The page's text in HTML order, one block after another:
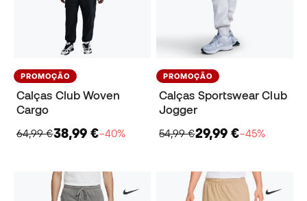
PROMOÇÃO
Calças Club Woven
Cargo
64,99 €38,99 €−40%
PROMOÇÃO
Calças Sportswear Club
Jogger
54,99 €29,99 €−45%